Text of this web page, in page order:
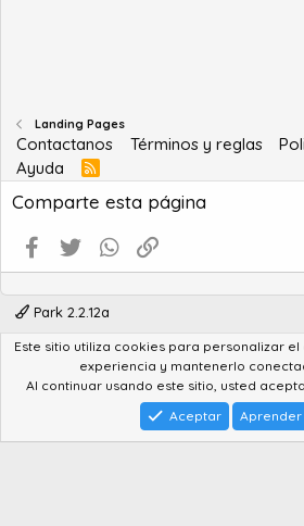
Landing Pages
Contactanos Términos y reglas
Ayuda
R
S
S
Comparte esta página
Facebook
Twitter WhatsApp
Park 2.2.12a
Community platform by XenForo® © 2010-2022
Advanced Forum Stats by AddonFlare - Premium
Feedback SystembyXenCentral.com
StylesFactory.pl
Este sitio utiliza cookies para personalizar
experiencia y mantenerlo
Al continuar usando este sitio, usted
Aceptar
Aprender